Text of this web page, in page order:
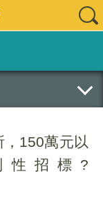
150萬元以
性招標?